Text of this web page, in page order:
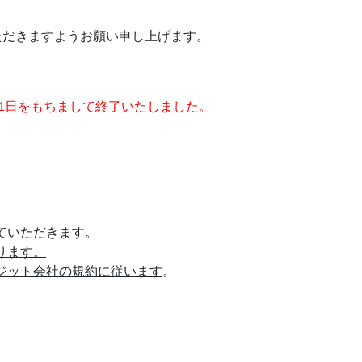
きますようお願い申し上げます。
をもちまして終了いたしました。
ただきます。
す。
ット会社の規約に従います。